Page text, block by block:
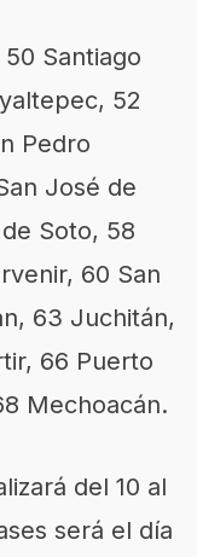
Santiago
52
Pedro
José de
Soto, 58
60 San
63 Juchitán,
66 Puerto
Mechoacán.
del 10 al
será el día